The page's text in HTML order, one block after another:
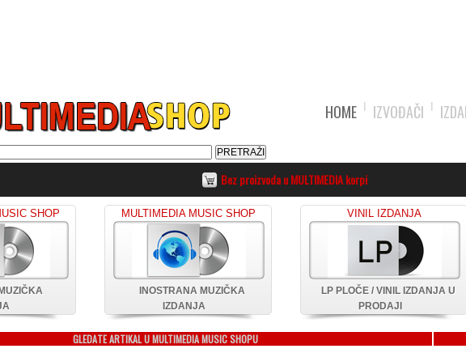
HOME IZVOĐAČI
Bez proizvoda u MULTIMEDIA korpi
SHOP MULTIMEDIA MUSIC SHOP
INOSTRANA MUZIČKA
IZDANJA
VINIL IZDANJA
LP PLOČE / VINIL IZDANJA U
PRODAJI
GLEDATE ARTIKAL U MULTIMEDIA MUSIC SHOPU